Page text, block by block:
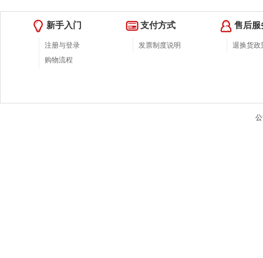
新手入门
注册与登录
购物流程
支付方式
发票制度说明
售后服
退换货政